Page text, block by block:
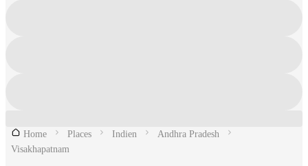
Home Places Indien
Andhra Pradesh
Visakhapatnam